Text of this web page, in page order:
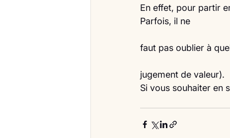
En effet, pour partir
Parfois, il ne
faut pas oublier à
jugement de valeur).
Si vous souhaiter en